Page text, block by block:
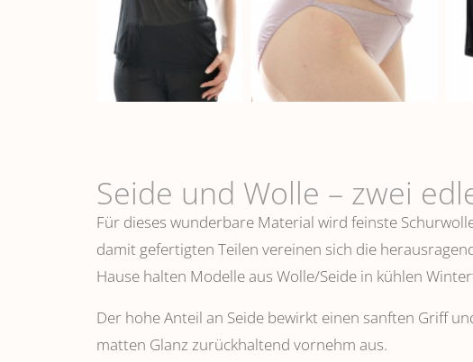
Seide und Wolle – zwei
Für dieses wunderbare Material wird feinste
damit gefertigten Teilen vereinen sich die
Hause halten Modelle aus Wolle/Seide in kühlen
Der hohe Anteil an Seide bewirkt einen sanften Griff
matten Glanz zurückhaltend vornehm aus.